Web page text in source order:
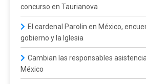
concurso en Taurianova
El cardenal Parolin en México,
gobierno y la Iglesia
Cambian las responsables
México